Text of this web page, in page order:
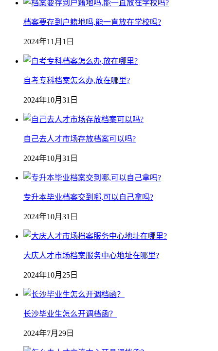
档案要存到户籍地吗,能一直放在学校吗?
2024年11月1日
自考专科档案怎么办,放在哪里?
2024年10月31日
自己去人才市场存放档案可以吗?
2024年10月31日
专升本毕业档案交到哪,可以自己拿吗?
2024年10月31日
大庆人才市场档案服务中心地址在哪里?
2024年10月25日
长沙毕业生怎么开调档函？
2024年7月29日